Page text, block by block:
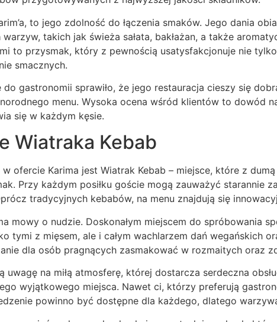
to jego zdolność do łączenia smaków. Jego dania
takich jak świeża sałata, bakłażan, a także
to przysmak, który z pewnością usatysfakcjonuje nie
smacznych.
gastronomii sprawiło, że jego restauracja cieszy się
menu. Wysoka ocena wśród klientów to dowód
się w każdym kęsie.
Wiatraka Kebab
ofercie Karima jest Wiatrak Kebab – miejsce, które z
Przy każdym posiłku goście mogą zauważyć starannie
tradycyjnych kebabów, na menu znajdują się
mowy o nudzie. Doskonałym miejscem do spróbowania
tymi z mięsem, ale i całym wachlarzem dań wegańskich
dla osób pragnących zasmakować w rozmaitych oraz
uwagę na miłą atmosferę, której dostarcza serdeczna
wyjątkowego miejsca. Nawet ci, którzy preferują
powinno być dostępne dla każdego, dlatego